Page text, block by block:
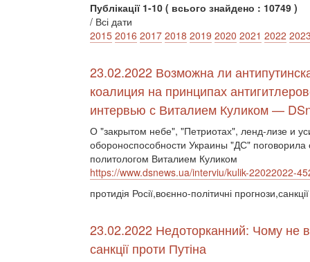
Публікації 1-10 ( всього знайдено : 10749 )
/ Всі дати
2015 2016 2017 2018 2019 2020 2021 2022
23.02.2022 Возможна ли
коалиция на принципах
интервью с Виталием Куликом —
О "закрытом небе", "Петриотах", ленд-лизе и
обороноспособности Украины "ДС" поговорила
политологом Виталием Куликом
https://www.dsnews.ua/interviu/kulik-22022022-
протидія Росії,воєнно-політичні прогнози,санкції
23.02.2022 Недоторканний: Чому не
санкції проти Путіна